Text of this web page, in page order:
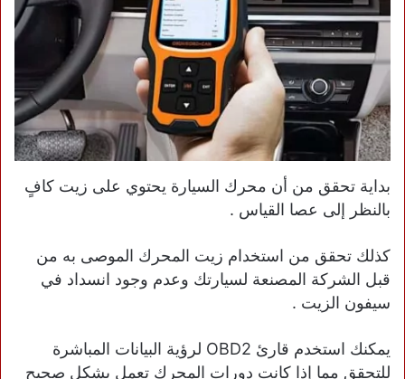
بداية تحقق من أن محرك السيارة يحتوي على زيت كافٍ
بالنظر إلى عصا القياس .
كذلك تحقق من استخدام زيت المحرك الموصى به من
قبل الشركة المصنعة لسيارتك وعدم وجود انسداد في
سيفون الزيت .
يمكنك استخدم قارئ OBD2 لرؤية البيانات المباشرة
للتحقق مما إذا كانت دورات المحرك تعمل بشكل صحيح